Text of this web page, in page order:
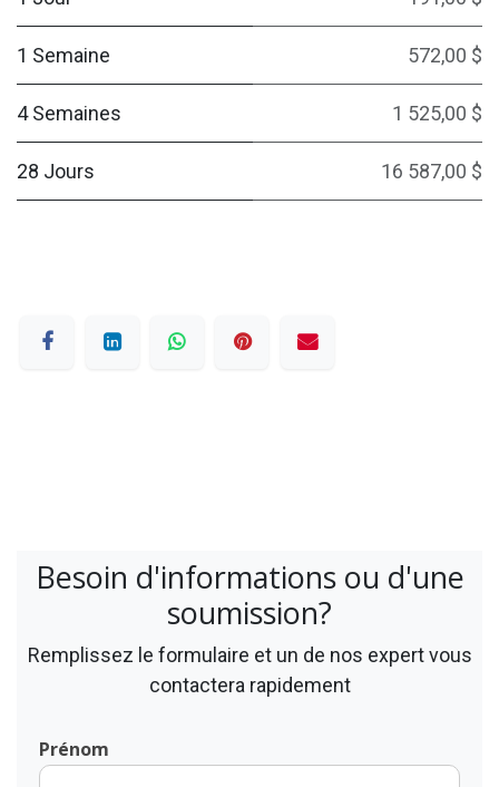
1 Semaine 572,00 $
4 Semaines 1 525,00 $
28 Jours 16 587,00 $
Besoin d'informations ou d'une
soumission?
Remplissez le formulaire et un de nos expert vous
contactera rapidement
Prénom